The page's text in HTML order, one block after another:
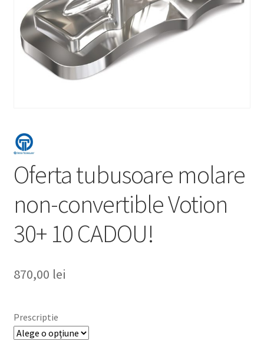
Oferta tubusoare molare
non-convertible Votion
30+ 10 CADOU!
870,00 lei
Prescriptie